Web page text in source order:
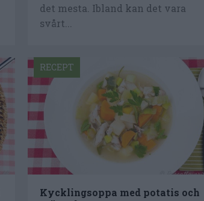
det mesta. Ibland kan det vara
svårt...
Kycklingsoppa med potatis och
RECEPT